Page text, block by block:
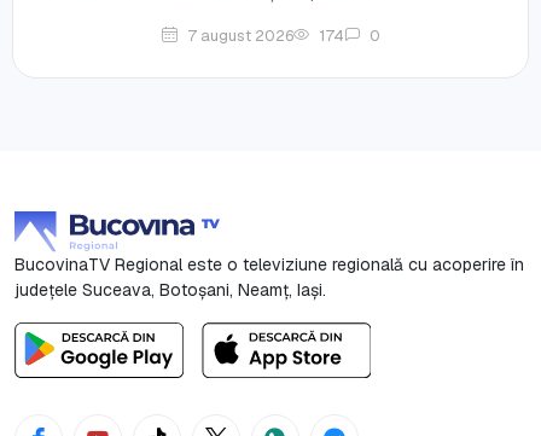
7 august 2026 174 0
BucovinaTV Regional este o televiziune regională cu acoperire în
județele Suceava, Botoşani, Neamț, Iași.